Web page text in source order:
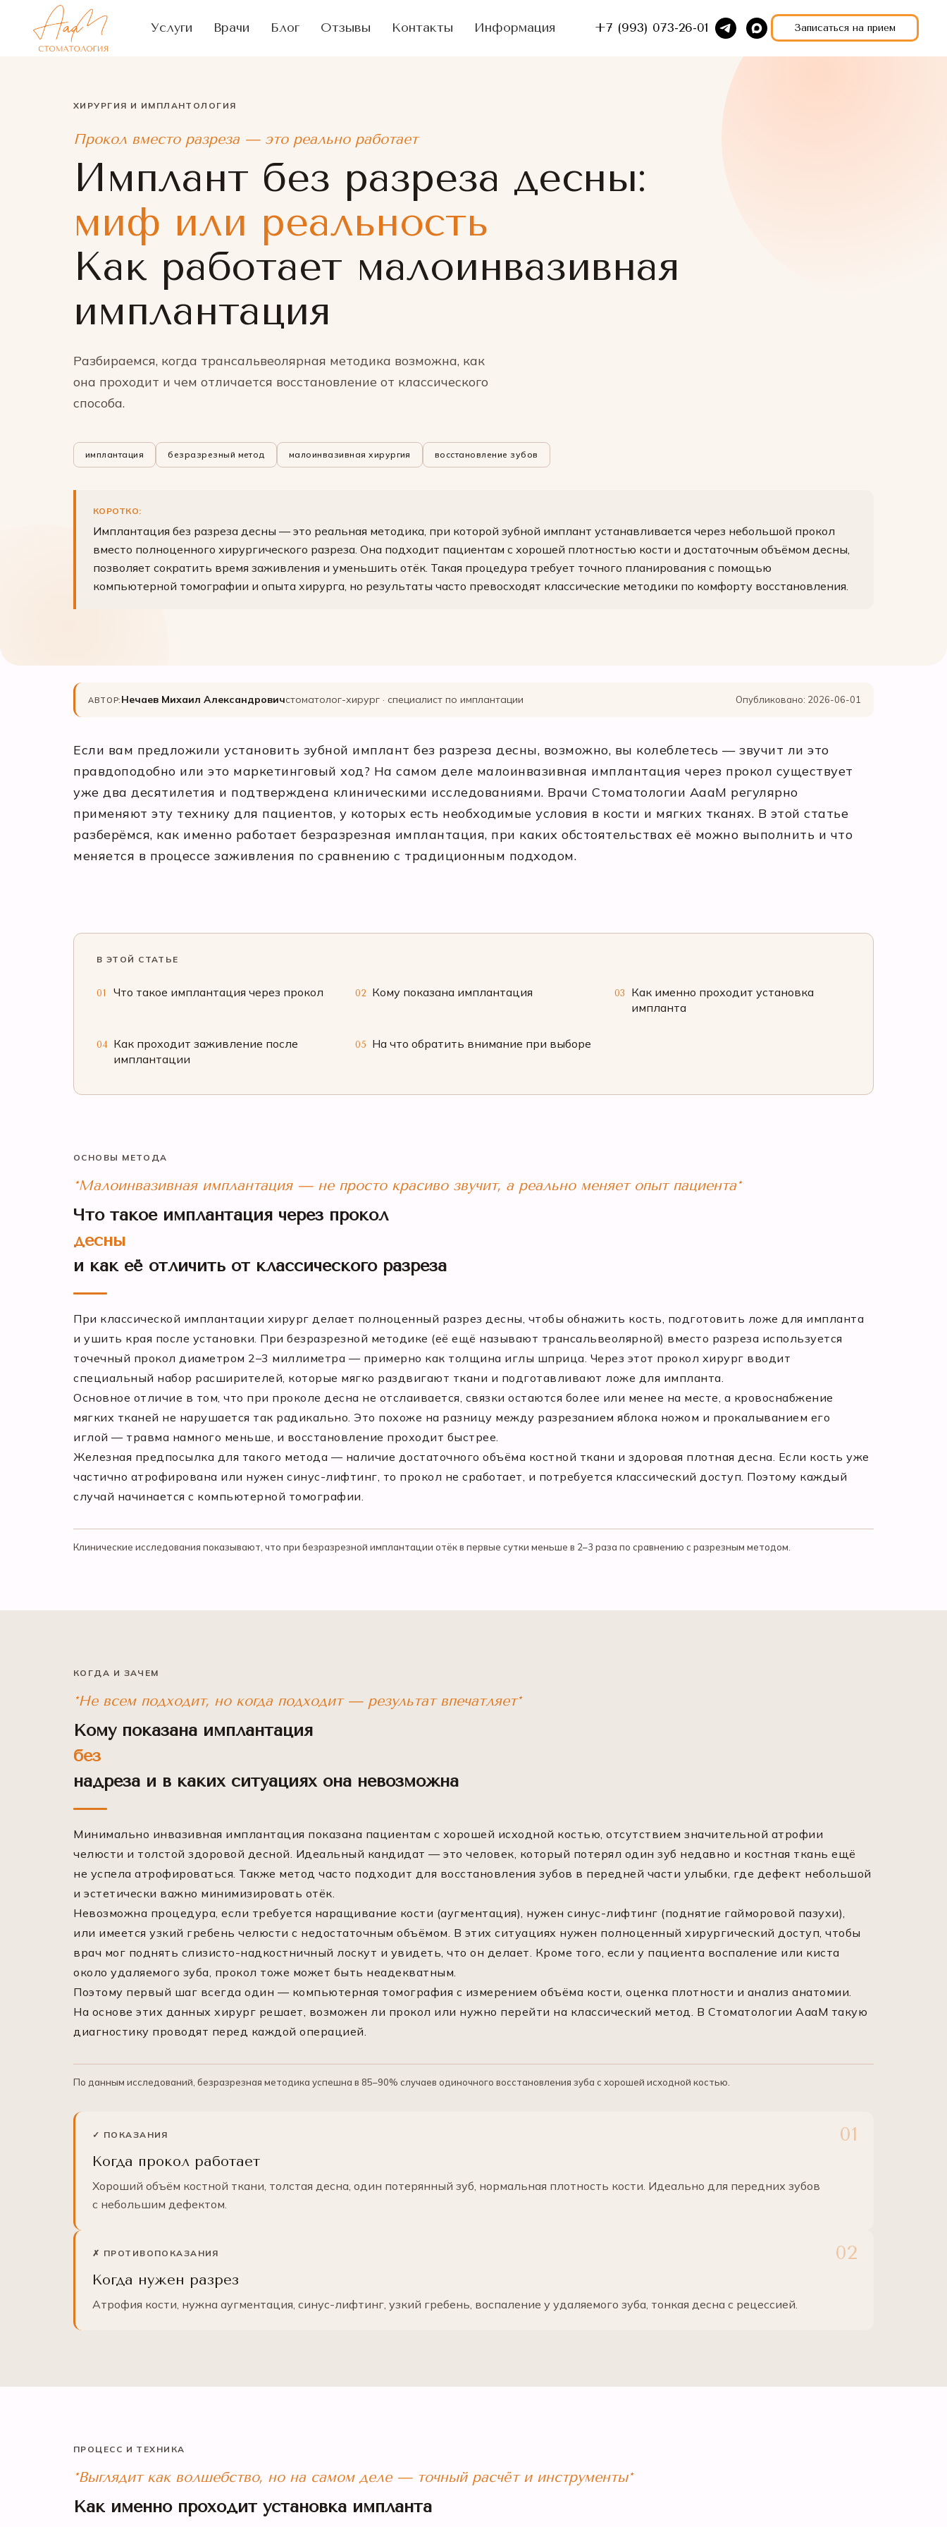
Услуги Врачи Блог Отзывы Контакты Информация +7 (993) 073-26-01 Записаться на прием
ХИРУРГИЯ И ИМПЛАНТОЛОГИЯ
Прокол вместо разреза — это реально работает
Имплант без разреза десны:
миф или реальность
Как работает малоинвазивная
имплантация
Разбираемся, когда трансальвеолярная методика возможна, как
она проходит и чем отличается восстановление от классического
способа.
имплантация безразрезный метод малоинвазивная хирургия восстановление зубов
КОРОТКО:
Имплантация без разреза десны — это реальная методика, при которой зубной имплант устанавливается через небольшой прокол
вместо полноценного хирургического разреза. Она подходит пациентам с хорошей плотностью кости и достаточным объёмом десны,
позволяет сократить время заживления и уменьшить отёк. Такая процедура требует точного планирования с помощью
компьютерной томографии и опыта хирурга, но результаты часто превосходят классические методики по комфорту восстановления.
АВТОР: Нечаев Михаил Александровичстоматолог-хирург · специалист по имплантации Опубликовано: 2026-06-01
Если вам предложили установить зубной имплант без разреза десны, возможно, вы колеблетесь — звучит ли это
правдоподобно или это маркетинговый ход? На самом деле малоинвазивная имплантация через прокол существует
уже два десятилетия и подтверждена клиническими исследованиями. Врачи Стоматологии АааМ регулярно
применяют эту технику для пациентов, у которых есть необходимые условия в кости и мягких тканях. В этой статье
разберёмся, как именно работает безразрезная имплантация, при каких обстоятельствах её можно выполнить и что
меняется в процессе заживления по сравнению с традиционным подходом.
В ЭТОЙ СТАТЬЕ
01 Что такое имплантация через прокол 02 Кому показана имплантация 03
Как именно проходит установка
импланта
04 Как проходит заживление после
имплантации
05 На что обратить внимание при выборе
ОСНОВЫ МЕТОДА
*Малоинвазивная имплантация — не просто красиво звучит, а реально меняет опыт пациента*
Что такое имплантация через прокол
десны
и как её отличить от классического разреза
При классической имплантации хирург делает полноценный разрез десны, чтобы обнажить кость, подготовить ложе для импланта
и ушить края после установки. При безразрезной методике (её ещё называют трансальвеолярной) вместо разреза используется
точечный прокол диаметром 2–3 миллиметра — примерно как толщина иглы шприца. Через этот прокол хирург вводит
специальный набор расширителей, которые мягко раздвигают ткани и подготавливают ложе для импланта.
Основное отличие в том, что при проколе десна не отслаивается, связки остаются более или менее на месте, а кровоснабжение
мягких тканей не нарушается так радикально. Это похоже на разницу между разрезанием яблока ножом и прокалыванием его
иглой — травма намного меньше, и восстановление проходит быстрее.
Железная предпосылка для такого метода — наличие достаточного объёма костной ткани и здоровая плотная десна. Если кость уже
частично атрофирована или нужен синус-лифтинг, то прокол не сработает, и потребуется классический доступ. Поэтому каждый
случай начинается с компьютерной томографии.
Клинические исследования показывают, что при безразрезной имплантации отёк в первые сутки меньше в 2–3 раза по сравнению с разрезным методом.
КОГДА И ЗАЧЕМ
*Не всем подходит, но когда подходит — результат впечатляет*
Кому показана имплантация
без
надреза и в каких ситуациях она невозможна
Минимально инвазивная имплантация показана пациентам с хорошей исходной костью, отсутствием значительной атрофии
челюсти и толстой здоровой десной. Идеальный кандидат — это человек, который потерял один зуб недавно и костная ткань ещё
не успела атрофироваться. Также метод часто подходит для восстановления зубов в передней части улыбки, где дефект небольшой
и эстетически важно минимизировать отёк.
Невозможна процедура, если требуется наращивание кости (аугментация), нужен синус-лифтинг (поднятие гайморовой пазухи),
или имеется узкий гребень челюсти с недостаточным объёмом. В этих ситуациях нужен полноценный хирургический доступ, чтобы
врач мог поднять слизисто-надкостничный лоскут и увидеть, что он делает. Кроме того, если у пациента воспаление или киста
около удаляемого зуба, прокол тоже может быть неадекватным.
Поэтому первый шаг всегда один — компьютерная томография с измерением объёма кости, оценка плотности и анализ анатомии.
На основе этих данных хирург решает, возможен ли прокол или нужно перейти на классический метод. В Стоматологии АааМ такую
диагностику проводят перед каждой операцией.
По данным исследований, безразрезная методика успешна в 85–90% случаев одиночного восстановления зуба с хорошей исходной костью.
✓ ПОКАЗАНИЯ
Когда прокол работает
Хороший объём костной ткани, толстая десна, один потерянный зуб, нормальная плотность кости. Идеально для передних зубов
с небольшим дефектом.
✗ ПРОТИВОПОКАЗАНИЯ
Когда нужен разрез
Атрофия кости, нужна аугментация, синус-лифтинг, узкий гребень, воспаление у удаляемого зуба, тонкая десна с рецессией.
ПРОЦЕСС И ТЕХНИКА
*Выглядит как волшебство, но на самом деле — точный расчёт и инструменты*
Как именно проходит установка импланта